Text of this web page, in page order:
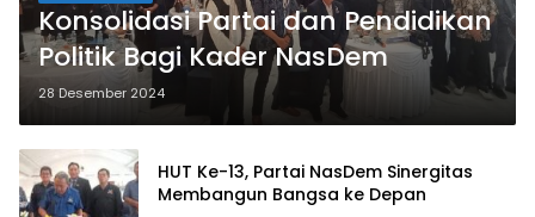
Konsolidasi Partai dan Pendidikan
Politik Bagi Kader NasDem
28 Desember 2024
HUT Ke-13, Partai NasDem Sinergitas
Membangun Bangsa ke Depan